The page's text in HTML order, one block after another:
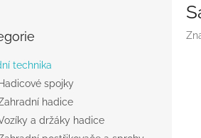
technika
Hadicové spojky
hadice
a držáky hadice